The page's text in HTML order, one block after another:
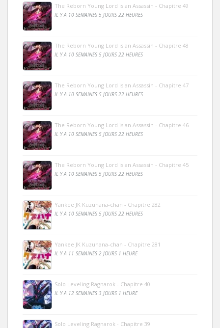
The Reborn Young Lord is an Assassin - Chapitre 49
IL Y A 10 SEMAINES 5 JOURS 22 HEURES
The Reborn Young Lord is an Assassin - Chapitre 48
IL Y A 10 SEMAINES 5 JOURS 22 HEURES
The Reborn Young Lord is an Assassin - Chapitre 47
IL Y A 10 SEMAINES 5 JOURS 22 HEURES
The Reborn Young Lord is an Assassin - Chapitre 46
IL Y A 10 SEMAINES 5 JOURS 22 HEURES
The Reborn Young Lord is an Assassin - Chapitre 45
IL Y A 10 SEMAINES 5 JOURS 22 HEURES
Yankee JK Kuzuhana-chan - Chapitre 282
IL Y A 10 SEMAINES 5 JOURS 22 HEURES
Yankee JK Kuzuhana-chan - Chapitre 281
IL Y A 11 SEMAINES 2 JOURS 1 HEURE
Solo Leveling Ragnarok - Chapitre 40
IL Y A 12 SEMAINES 3 JOURS 1 HEURE
Solo Leveling Ragnarok - Chapitre 39